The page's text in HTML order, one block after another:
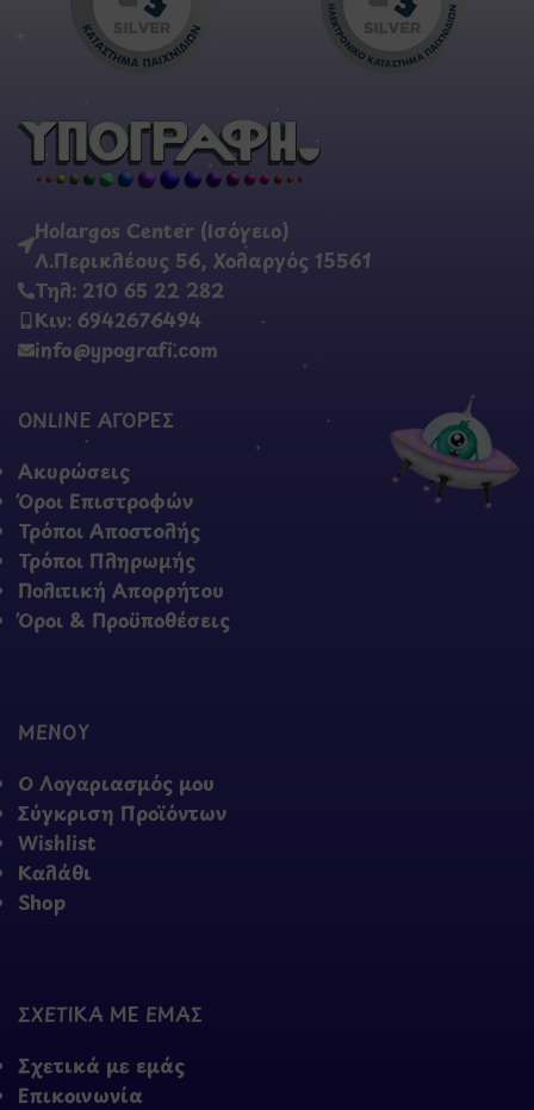
Holargos Center (Ισόγειο)
Λ.Περικλέους 56, Χολαργός 15561
Τηλ: 210 65 22 282
Κιν: 6942676494
info@ypografi.com
ONLINE ΑΓΟΡΕΣ
Ακυρώσεις
Όροι Επιστροφών
Τρόποι Αποστολής
Τρόποι Πληρωμής
Πολιτική Απορρήτου
Όροι & Προϋποθέσεις
ΜΕΝΟΥ
Ο Λογαριασμός μου
Σύγκριση Προϊόντων
Wishlist
Καλάθι
Shop
ΣΧΕΤΙΚΑ ΜΕ ΕΜΑΣ
Σχετικά με εμάς
Επικοινωνία